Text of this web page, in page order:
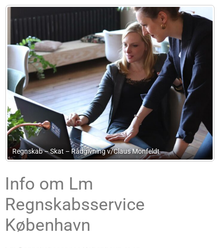
Monfeldt Advokat Lise Lotte Hjerrild
Info om Lm
Regnskabsservice
København